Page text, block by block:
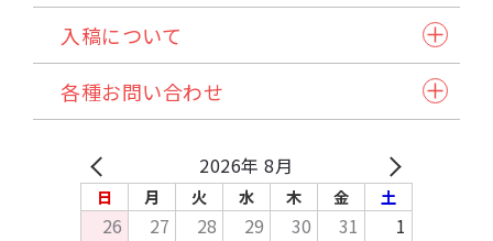
ステッチ本・ペラ本
同人誌企画セット
紙製品
アクリル製品
缶バッジ・アクセサリー類・その他アイテム
その他布製品
木製製品
キッチン・日用品・雑貨
入稿について
入稿スケジュール/イベント情報
発注から納品の流れ
入稿方法
お支払いについて
納品方法/送料について
原稿作成方法
テンプレートDL
各種お問い合わせ
自動見積り/予約
在庫預かり/発送/処分について
イベント協賛申込み
お問い合わせ
法人のお客様へ
2026年 8月
日 月 火 水 木 金 土
26 27 28 29 30 31
1